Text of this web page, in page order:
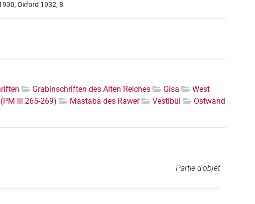
Oxford 1932, 8
Grabinschriften des Alten Reiches Gisa
West
III 265-269) Mastaba des Rawer Vestibül
Ostwand
Partie d’objet